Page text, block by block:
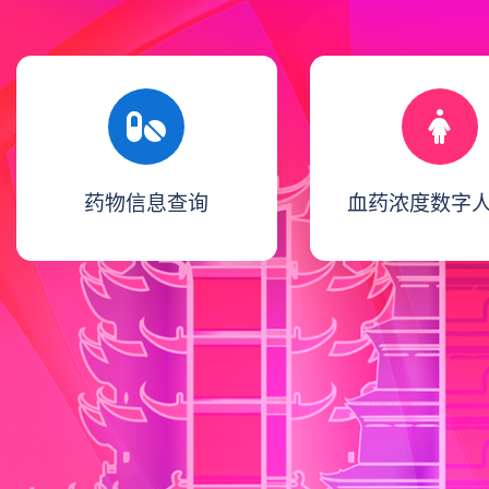
药物信息查询 血药浓度数字